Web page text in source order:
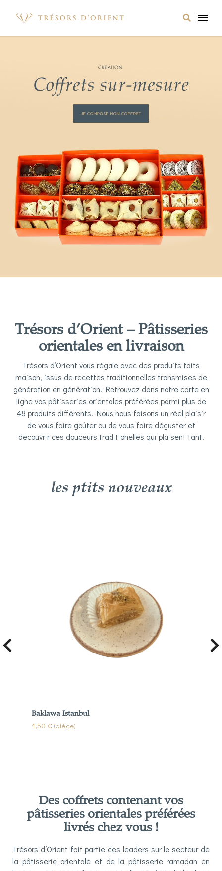
Trésors d’Orient – Pâtisseries
orientales en livraison
Trésors d’Orient vous régale avec des produits faits
maison, issus de recettes traditionnelles transmises de
génération en génération. Retrouvez dans notre carte en
ligne vos pâtisseries orientales préférées parmi plus de
48 produits différents. Nous nous faisons un réel plaisir
de vous faire goûter ou de vous faire déguster et
découvrir ces douceurs traditionelles qui plaisent tant.
les ptits nouveaux
Baklawa Istanbul
1,50 € (pièce)
Des coffrets contenant vos
pâtisseries orientales préférées
livrés chez vous !
Trésors d’Orient fait partie des leaders sur le secteur de
la pâtisserie orientale et de la pâtisserie ramadan en